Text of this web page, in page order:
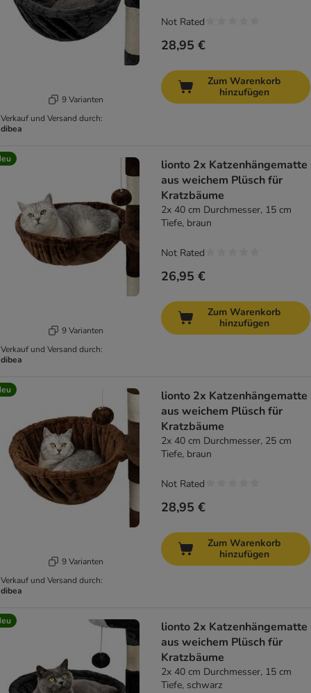
9 Varianten
Verkauf und Versand durch:
dibea
28,95 €
Not Rated
Zum Warenkorb
hinzufügen
9 Varianten
Verkauf und Versand durch:
dibea
lionto 2x Katzenhängematte
aus weichem Plüsch für
Kratzbäume
2x 40 cm Durchmesser, 15 cm
Tiefe, braun
26,95 €
Not Rated
Zum Warenkorb
hinzufügen
9 Varianten
Verkauf und Versand durch:
dibea
lionto 2x Katzenhängematte
aus weichem Plüsch für
Kratzbäume
2x 40 cm Durchmesser, 25 cm
Tiefe, braun
28,95 €
Not Rated
Zum Warenkorb
hinzufügen
lionto 2x Katzenhängematte
aus weichem Plüsch für
Kratzbäume
2x 40 cm Durchmesser, 15 cm
Tiefe, schwarz